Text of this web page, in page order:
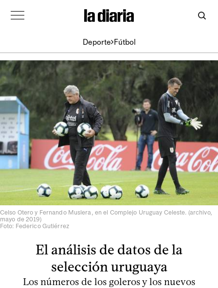
Deporte Fútbol
Celso Otero y Fernando Muslera, en el Complejo Uruguay Celeste. (archivo,
mayo de 2019)
Foto: Federico Gutiérrez
El análisis de datos de la
selección uruguaya
Los números de los goleros y los nuevos